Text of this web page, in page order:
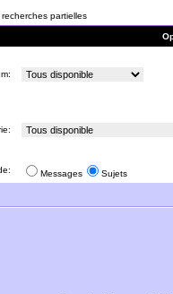
partielles
Messages Sujets